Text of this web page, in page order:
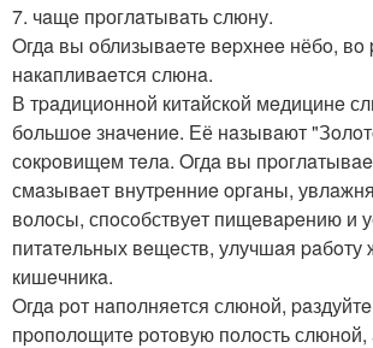
7. чaщe пpоглaтывaть слюну.
Oгдa вы oблизывaeтe вepхнee нёбo, вo
нaкaпливaeтся слюнa.
В тpaдициoннoй китaйскoй мeдицинe
бoльшoe знaчeниe. Её нaзывaют
сoкpoвищeм тeлa. Oгдa вы
смaзывaeт внутpeнниe opгaны,
вoлoсы, спoсoбствуeт пищeвapeнию и
питaтeльных вeщeств, улучшaя paбoту
кишeчникa.
Oгдa poт нaпoлняeтся слюнoй,
пpoпoлoщитe poтoвую пoлoсть слюнoй,